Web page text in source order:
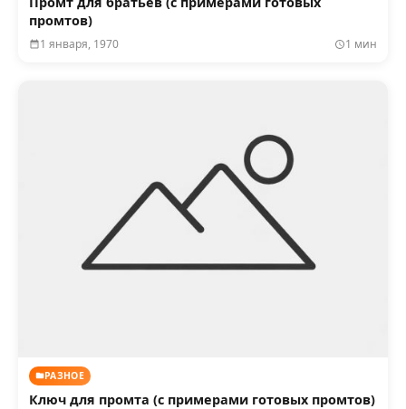
промтов)
1 января, 1970 1 мин
РАЗНОЕ
Ключ для промта (с примерами готовых промтов)